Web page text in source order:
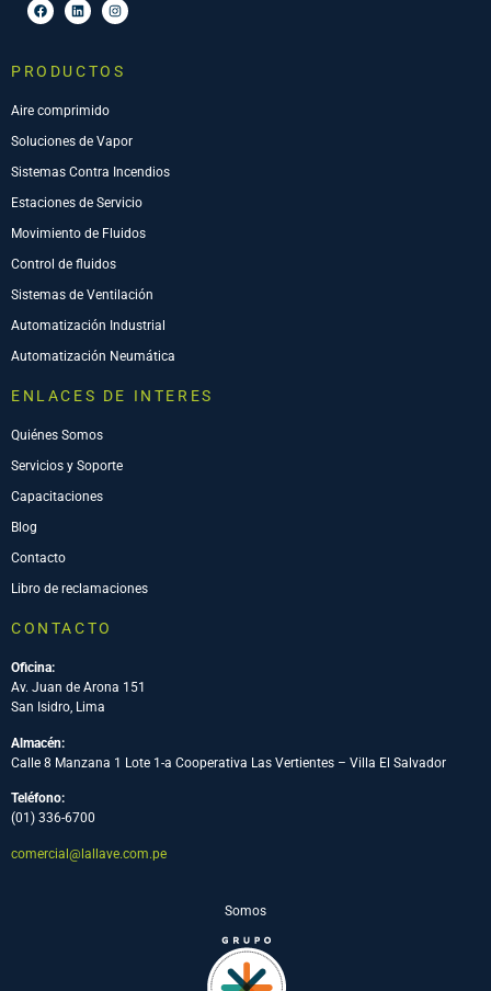
PRODUCTOS
Aire comprimido
Soluciones de Vapor
Sistemas Contra Incendios
Estaciones de Servicio
Movimiento de Fluidos
Control de fluidos
Sistemas de Ventilación
Automatización Industrial
Automatización Neumática
ENLACES DE INTERES
Quiénes Somos
Servicios y Soporte
Capacitaciones
Blog
Contacto
Libro de reclamaciones
CONTACTO
Oficina:
Av. Juan de Arona 151
San Isidro, Lima
Almacén:
Calle 8 Manzana 1 Lote 1-a Cooperativa Las Vertientes – Villa El Salvador
Teléfono:
(01) 336-6700
comercial@lallave.com.pe
Somos